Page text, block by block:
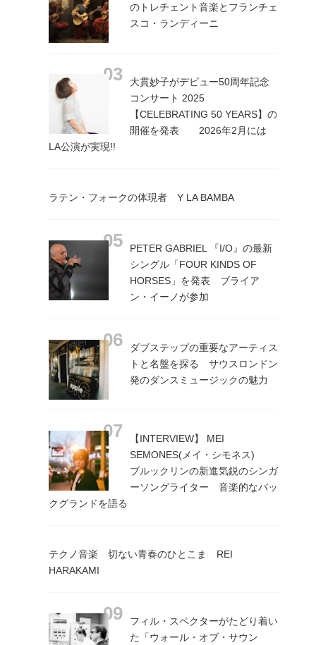
のトレチェント音楽とフランチェ
スコ・ランディーニ
大貫妙子がデビュー50周年記念
コンサート 2025
【CELEBRATING 50 YEARS】の
開催を発表 2026年2月には
LA公演が実現!!
ラテン・フォークの体現者 Y LA BAMBA
PETER GABRIEL 『I/O』の最新
シングル「FOUR KINDS OF
HORSES」を発表 ブライア
ン・イーノが参加
ダブステップの重要なアーティス
トと名盤を探る サウスロンドン
発のダンスミュージックの魅力
【INTERVIEW】 MEI
SEMONES(メイ・シモネス)
ブルックリンの新進気鋭のシンガ
ーソングライター 音楽的なバッ
クグランドを語る
テクノ音楽 切ない青春のひとこま REI
HARAKAMI
フィル・スペクターがたどり着い
た「ウォール・オブ・サウン